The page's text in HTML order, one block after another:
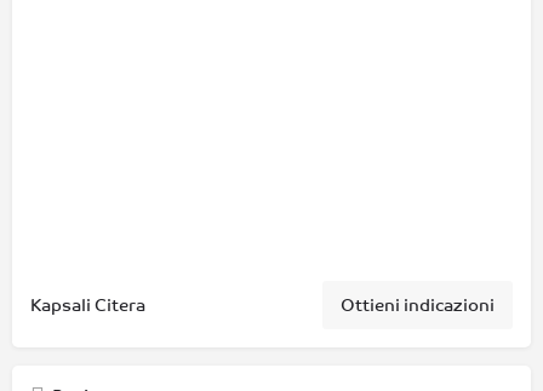
Kapsali Citera Ottieni indicazioni